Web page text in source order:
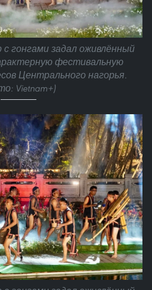
гонгами задал оживлённый
фестивальную
Центрального нагорья.
Vietnam+)